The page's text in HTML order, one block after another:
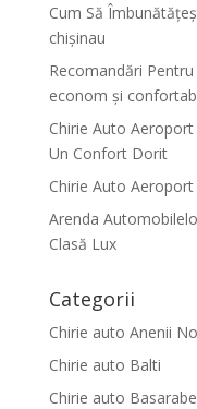
Cum Să
chişinau
Recomandări
econom și
Chirie Auto
Un Confort Dorit
Chirie Auto
Arenda
Clasă Lux
Categorii
Chirie auto Anenii
Chirie auto Balti
Chirie auto